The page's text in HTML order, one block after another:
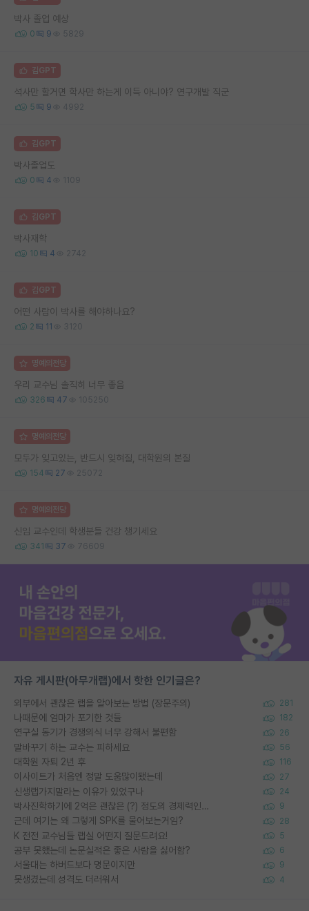
박사 졸업 예상
0 9 5829
김GPT
석사만 할거면 학사만 하는게 이득 아니야? 연구개발 직군
5 9 4992
김GPT
박사졸업도
0 4 1109
김GPT
박사재학
10 4 2742
김GPT
어떤 사람이 박사를 해야하나요?
2 11 3120
명예의전당
우리 교수님 솔직히 너무 좋음
326 47 105250
명예의전당
모두가 잊고있는, 반드시 잊혀질, 대학원의 본질
154 27 25072
명예의전당
신임 교수인데 학생분들 건강 챙기세요
341 37 76609
자유 게시판(아무개랩)에서 핫한 인기글은?
외부에서 괜찮은 랩을 알아보는 방법 (장문주의) 281
나때문에 엄마가 포기한 것들 182
연구실 동기가 경쟁의식 너무 강해서 불편함 26
말바꾸기 하는 교수는 피하세요 56
대학원 자퇴 2년 후 116
이사이트가 처음엔 정말 도움많이됐는데 27
신생랩가지말라는 이유가 있었구나 24
박사진학하기에 2억은 괜찮은 (?) 정도의 경제력인가요 9
근데 여기는 왜 그렇게 SPK를 물어보는거임? 28
K 전전 교수님들 랩실 어떤지 질문드려요! 5
공부 못했는데 논문실적은 좋은 사람을 싫어함? 6
서울대는 하버드보다 명문이지만 9
못생겼는데 성격도 더러워서 4